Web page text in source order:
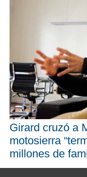
Girard cruzó a
motosierra
millones de